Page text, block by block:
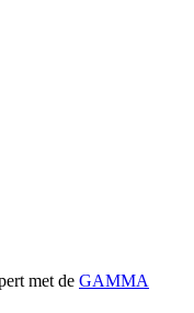
met de GAMMA